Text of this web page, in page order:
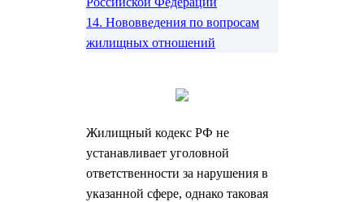
14. Нововведения по вопросам
жилищных отношений
Жилищный кодекс РФ не
устанавливает уголовной
ответственности за нарушения в
указанной сфере, однако таковая